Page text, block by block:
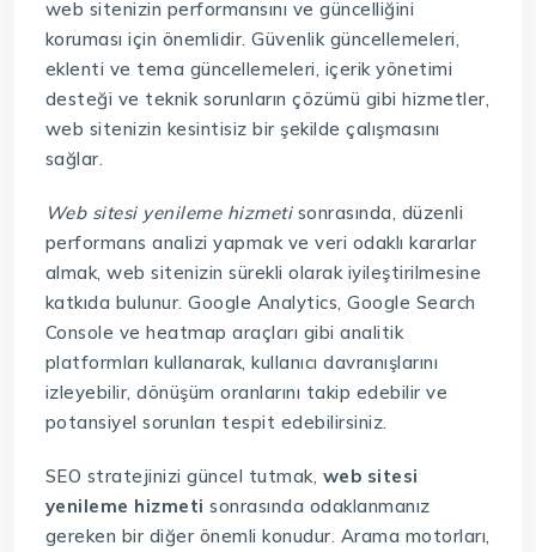
web sitenizin performansını ve güncelliğini
koruması için önemlidir. Güvenlik güncellemeleri,
eklenti ve tema güncellemeleri, içerik yönetimi
desteği ve teknik sorunların çözümü gibi hizmetler,
web sitenizin kesintisiz bir şekilde çalışmasını
sağlar.
Web sitesi yenileme hizmetisonrasında, düzenli
performans analizi yapmak ve veri odaklı kararlar
almak, web sitenizin sürekli olarak iyileştirilmesine
katkıda bulunur. Google Analytics, Google Search
Console ve heatmap araçları gibi analitik
platformları kullanarak, kullanıcı davranışlarını
izleyebilir, dönüşüm oranlarını takip edebilir ve
potansiyel sorunları tespit edebilirsiniz.
SEO stratejinizi güncel tutmak, web sitesi
yenileme hizmeti sonrasında odaklanmanız
gereken bir diğer önemli konudur. Arama motorları,